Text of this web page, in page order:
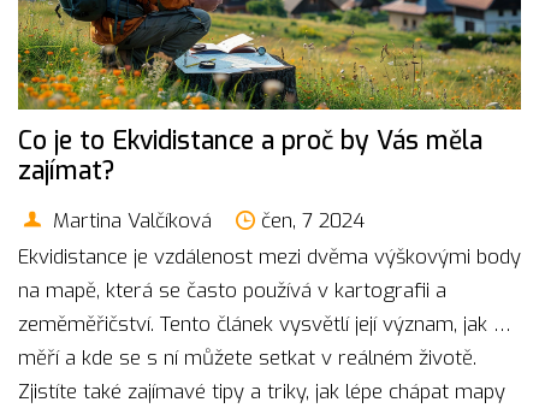
Co je to Ekvidistance a proč by Vás měla
zajímat?
Martina Valčíková
čen, 7 2024
Ekvidistance je vzdálenost mezi dvěma výškovými body
na mapě, která se často používá v kartografii a
zeměměřičství. Tento článek vysvětlí její význam, jak se
měří a kde se s ní můžete setkat v reálném životě.
Zjistíte také zajímavé tipy a triky, jak lépe chápat mapy